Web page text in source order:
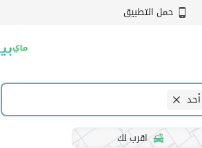
حمل التطبيق
أحد
اقرب لك